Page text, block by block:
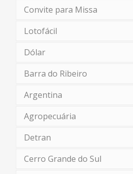
Convite para Missa
Lotofácil
Dólar
Barra do Ribeiro
Argentina
Agropecuária
Detran
Cerro Grande do Sul